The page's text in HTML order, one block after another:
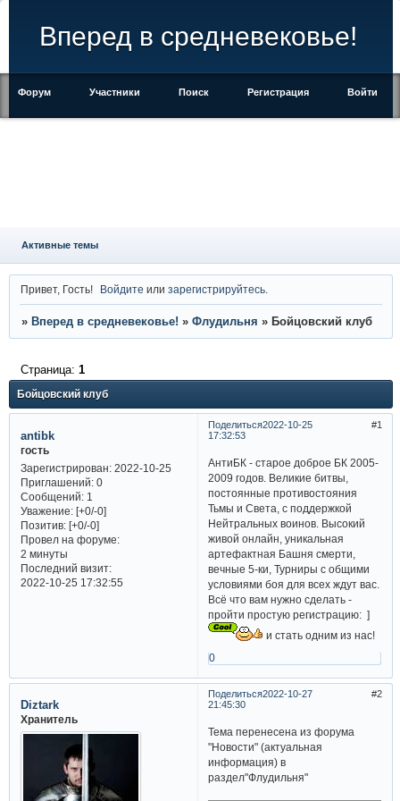
Вперед в средневековье!
Форум Участники Поиск Регистрация Войти
Активные темы
Привет, Гость! Войдите илизарегистрируйтесь
» Вперед в средневековье! » Флудильня » Бойцовский клуб
Бойцовский клуб
Страница: 1
Поделиться 1
2022-10-25
17:32:53
antibk
гость
Зарегистрирован: 2022-10-25
Приглашений:0
Сообщений:1
Уважение: [+0/-0]
Позитив: [+0/-0]
Провел на форуме:
2 минуты
Последний визит:
2022-10-25 17:32:55
АнтиБК - старое доброе БК 2005-
2009 годов. Великие битвы,
постоянные противостояния
Тьмы и Света, с поддержкой
Нейтральных воинов. Высокий
живой онлайн, уникальная
артефактная Башня смерти,
вечные 5-ки, Турниры с общими
условиями боя для всех ждут вас.
Всё что вам нужно сделать -
пройти простую регистрацию: ]
и стать одним из нас!
0
Поделиться 2
2022-10-27
21:45:30
Diztark
Хранитель
Тема перенесена из форума
"Новости" (актуальная
информация) в
раздел"Флудильня"